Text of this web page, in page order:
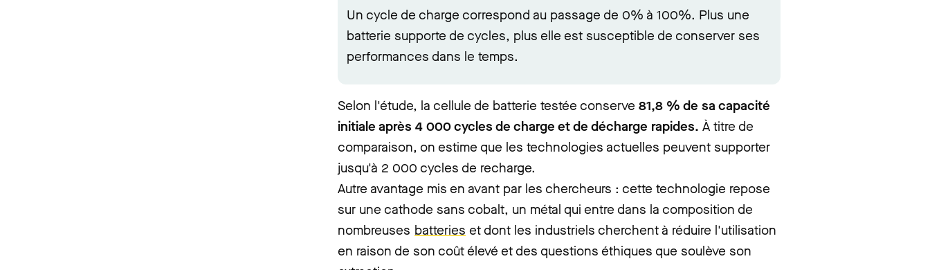
Un cycle de charge correspond au passage de 0% à 100%. Plus une
batterie supporte de cycles, plus elle est susceptible de conserver ses
performances dans le temps.
Selon l'étude, la cellule de batterie testée conserve 81,8 % de sa capacité
initiale après 4 000 cycles de charge et de décharge rapides. À titre de
comparaison, on estime que les technologies actuelles peuvent supporter
jusqu'à 2 000 cycles de recharge.
Autre avantage mis en avant par les chercheurs : cette technologie repose
sur une cathode sans cobalt, un métal qui entre dans la composition de
nombreuses batteries et dont les industriels cherchent à réduire l'utilisation
en raison de son coût élevé et des questions éthiques que soulève son